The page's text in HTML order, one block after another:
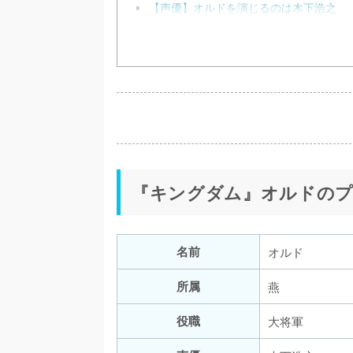
【声優】オルドを演じるのは木下浩之
『キングダム』オルドの
名前
オルド
所属
燕
役職
大将軍